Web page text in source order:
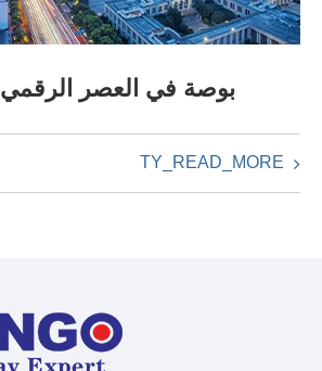
لوحة LCD 14 بوصة في العصر الرقمي
TY_READ_MORE